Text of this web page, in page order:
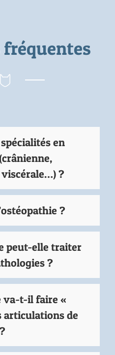
en
?
?
peut-elle traiter
?
va-t-il faire «
articulations de